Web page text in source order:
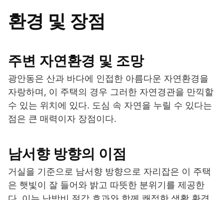
환경 및 장점
주변 자연환경 및 조망
광안동은 산과 바다에 인접한 아름다운 자연환경을
자랑하며, 이 주택의 경우 그러한 자연경관을 만끽할
수 있는 위치에 있다. 도심 속 자연을 누릴 수 있다는
점은 큰 매력이자 장점이다.
남서향 방향의 이점
거실을 기준으로 남서향 방향으로 자리잡은 이 주택
은 햇빛이 잘 들어와 밝고 따뜻한 분위기를 제공한